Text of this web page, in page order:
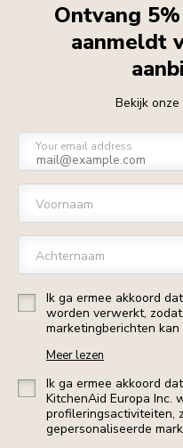
Ontvang
aanmeldt
Bekijk onze
Your email address
Voornaam
Achternaam
Ik ga ermee akkoord
worden verwerkt,
marketingberichten
Meer lezen
Ik ga ermee akkoord
KitchenAid Europa Inc.
profileringsactiviteiten,
gepersonaliseerde